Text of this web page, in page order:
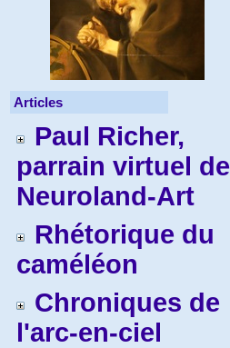
Articles
Paul Richer,
parrain virtuel de
Neuroland-Art
Rhétorique du
caméléon
Chroniques de
l'arc-en-ciel